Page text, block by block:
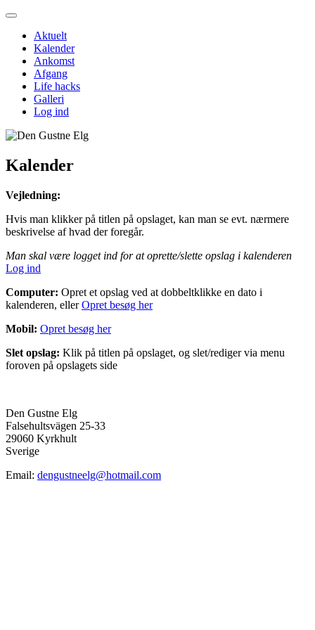
Aktuelt
Kalender
Ankomst
Afgang
Life hacks
Galleri
Log ind
Kalender
Vejledning:
Hvis man klikker på titlen på opslaget, kan man se evt. nærmere
beskrivelse af hvad der foregår.
Man skal være logget ind for at oprette/slette opslag i kalenderen
Log ind
Computer: Opret et opslag ved at dobbeltklikke en dato i
kalenderen, ellerOpret besøg her
Mobil: Opret besøg her
Slet opslag: Klik på titlen på opslaget, og slet/rediger via menu
foroven på opslagets side
Den Gustne Elg
Falsehultsvägen 25-33
29060 Kyrkhult
Sverige
Email: dengustneelg@hotmail.com